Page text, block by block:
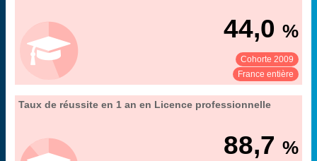
44,0 %
Cohorte 2009
France entière
Taux de réussite en 1 an en Licence professionnelle
88,7 %
Extrait de la fiche "
18. les parcours et la réussite en Licence, Licence
Source :
MENESR-DGESIP/DGRI-SIES